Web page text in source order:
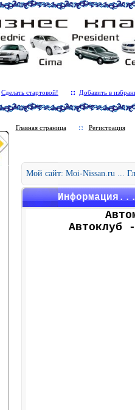
Сделать стартовой! Добавить в
Главная страница Регистрация
Мой сайт: Moi-Nissan.ru ...
Автоклуб